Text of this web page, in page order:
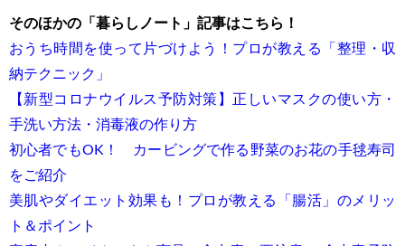
そのほかの「暮らしノート」記事はこちら！
おうち時間を使って片づけよう！プロが教える「整理・収
納テクニック」
【新型コロナウイルス予防対策】正しいマスクの使い方・
手洗い方法・消毒液の作り方
初心者でもOK！ カービングで作る野菜のお花の手毬寿司
をご紹介
美肌やダイエット効果も！プロが教える「腸活」のメリッ
ト＆ポイント